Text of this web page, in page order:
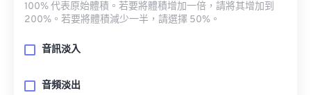
100% 代表原始體積。若要將體積增加一倍，請將其增加到
200%。若要將體積減少一半，請選擇 50%。
音訊淡入
音頻淡出